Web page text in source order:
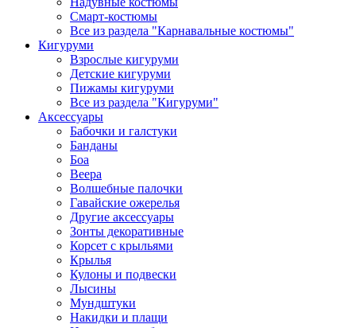
Смарт-костюмы
Все из раздела "Карнавальные костюмы"
Кигуруми
Взрослые кигуруми
Детские кигуруми
Пижамы кигуруми
Все из раздела "Кигуруми"
Аксессуары
Бабочки и галстуки
Банданы
Боа
Веера
Волшебные палочки
Гавайские ожерелья
Другие аксессуары
Зонты декоративные
Корсет с крыльями
Крылья
Кулоны и подвески
Лысины
Мундштуки
Накидки и плащи